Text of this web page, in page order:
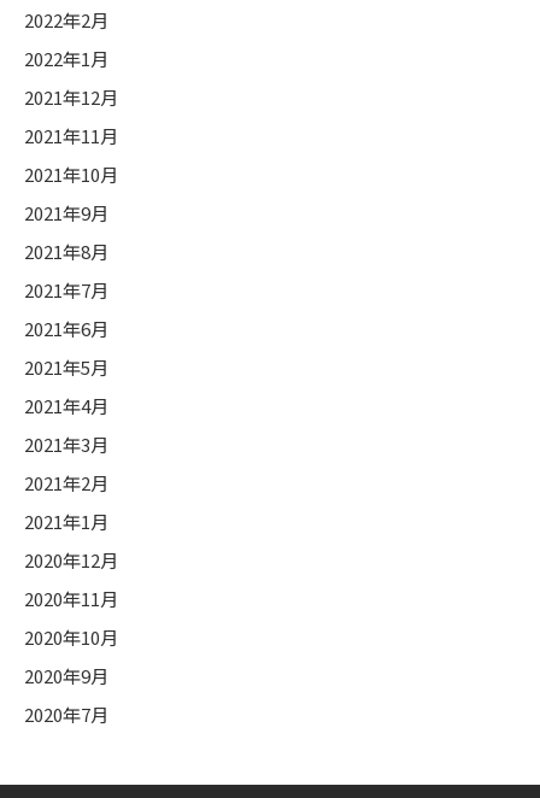
2022年2月
2022年1月
2021年12月
2021年11月
2021年10月
2021年9月
2021年8月
2021年7月
2021年6月
2021年5月
2021年4月
2021年3月
2021年2月
2021年1月
2020年12月
2020年11月
2020年10月
2020年9月
2020年7月